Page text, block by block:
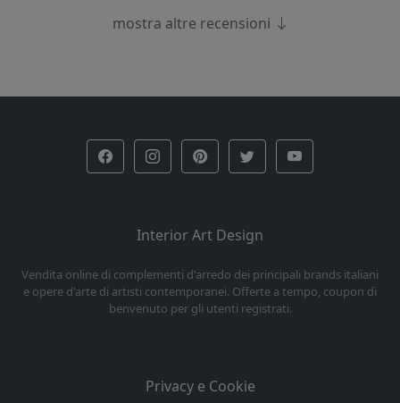
mostra altre recensioni
Interior Art Design
Vendita online di complementi d'arredo dei principali brands italiani
e opere d'arte di artisti contemporanei. Offerte a tempo, coupon di
benvenuto per gli utenti registrati.
Privacy e Cookie